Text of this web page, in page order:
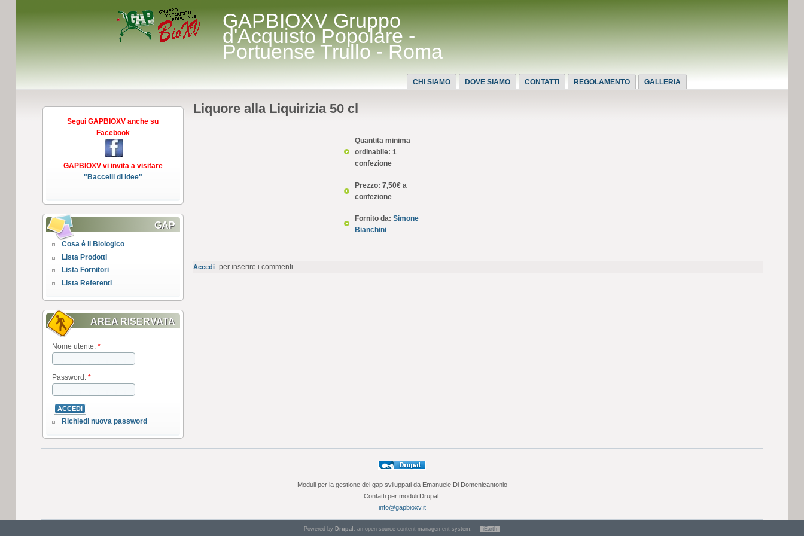
GAPBIOXV Gruppo
d'Acquisto Popolare -
Portuense Trullo - Roma
CHI SIAMO DOVE SIAMO CONTATTI REGOLAMENTO GALLERIA
Segui GAPBIOXV anche su
Facebook
GAPBIOXV vi invita a visitare
"Baccelli di idee"
GAP
Cosa è il Biologico
Lista Prodotti
Lista Fornitori
Lista Referenti
AREA RISERVATA
Nome utente: *
Password: *
Richiedi nuova password
Liquore alla Liquirizia 50 cl
Quantita minima
ordinabile: 1
confezione
Prezzo: 7,50€ a
confezione
Fornito da: Simone
Bianchini
Accedi per inserire i commenti
Moduli per la gestione del gap sviluppati da Emanuele Di Domenicantonio
Contatti per moduli Drupal:
info@gapbioxv.it
Powered by Drupal , an open source content management system. iEarth